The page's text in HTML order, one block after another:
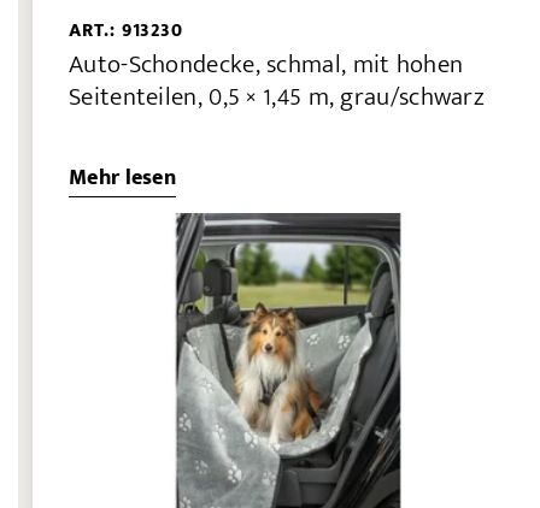
ART.: 913230
Auto-Schondecke, schmal, mit hohen
Seitenteilen, 0,5 × 1,45 m, grau/schwarz
Mehr lesen